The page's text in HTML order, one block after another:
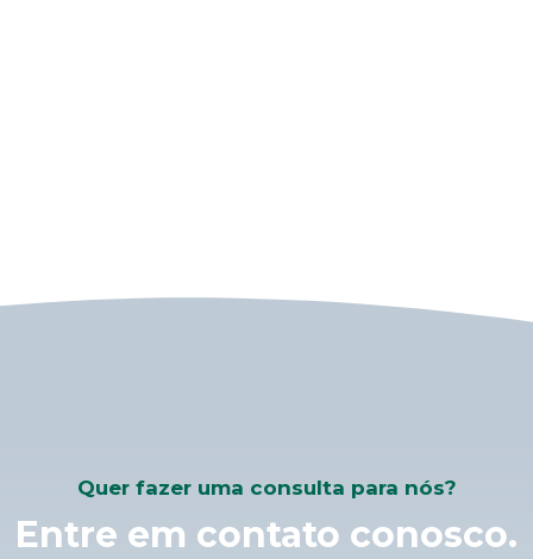
Quer fazer uma consulta para nós?
Entre em contato conosco.